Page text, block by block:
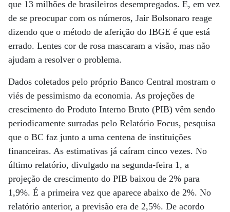
que 13 milhões de brasileiros desempregados. E, em vez
de se preocupar com os números, Jair Bolsonaro reage
dizendo que o método de aferição do IBGE é que está
errado. Lentes cor de rosa mascaram a visão, mas não
ajudam a resolver o problema.
Dados coletados pelo próprio Banco Central mostram o
viés de pessimismo da economia. As projeções de
crescimento do Produto Interno Bruto (PIB) vêm sendo
periodicamente surradas pelo Relatório Focus, pesquisa
que o BC faz junto a uma centena de instituições
financeiras. As estimativas já caíram cinco vezes. No
último relatório, divulgado na segunda-feira 1, a
projeção de crescimento do PIB baixou de 2% para
1,9%. É a primeira vez que aparece abaixo de 2%. No
relatório anterior, a previsão era de 2,5%. De acordo